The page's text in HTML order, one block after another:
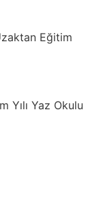
Eğitim
Yılı Yaz Okulu